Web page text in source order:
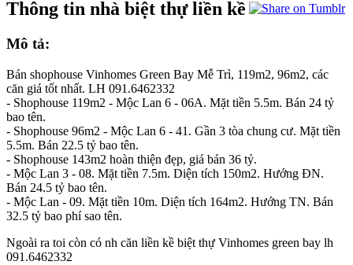
Thông tin nhà biệt thự liền kề
Mô tả:
Bán shophouse Vinhomes Green Bay Mễ Trì, 119m2, 96m2, các
căn giá tốt nhất. LH 091.6462332
- Shophouse 119m2 - Mộc Lan 6 - 06A. Mặt tiền 5.5m. Bán 24 tỷ
bao tên.
- Shophouse 96m2 - Mộc Lan 6 - 41. Gần 3 tòa chung cư. Mặt tiền
5.5m. Bán 22.5 tỷ bao tên.
- Shophouse 143m2 hoàn thiện đẹp, giá bán 36 tỷ.
- Mộc Lan 3 - 08. Mặt tiền 7.5m. Diện tích 150m2. Hướng ĐN.
Bán 24.5 tỷ bao tên.
- Mộc Lan - 09. Mặt tiền 10m. Diện tích 164m2. Hướng TN. Bán
32.5 tỷ bao phí sao tên.
Ngoài ra toi còn có nh căn liền kề biệt thự Vinhomes green bay lh
091.6462332